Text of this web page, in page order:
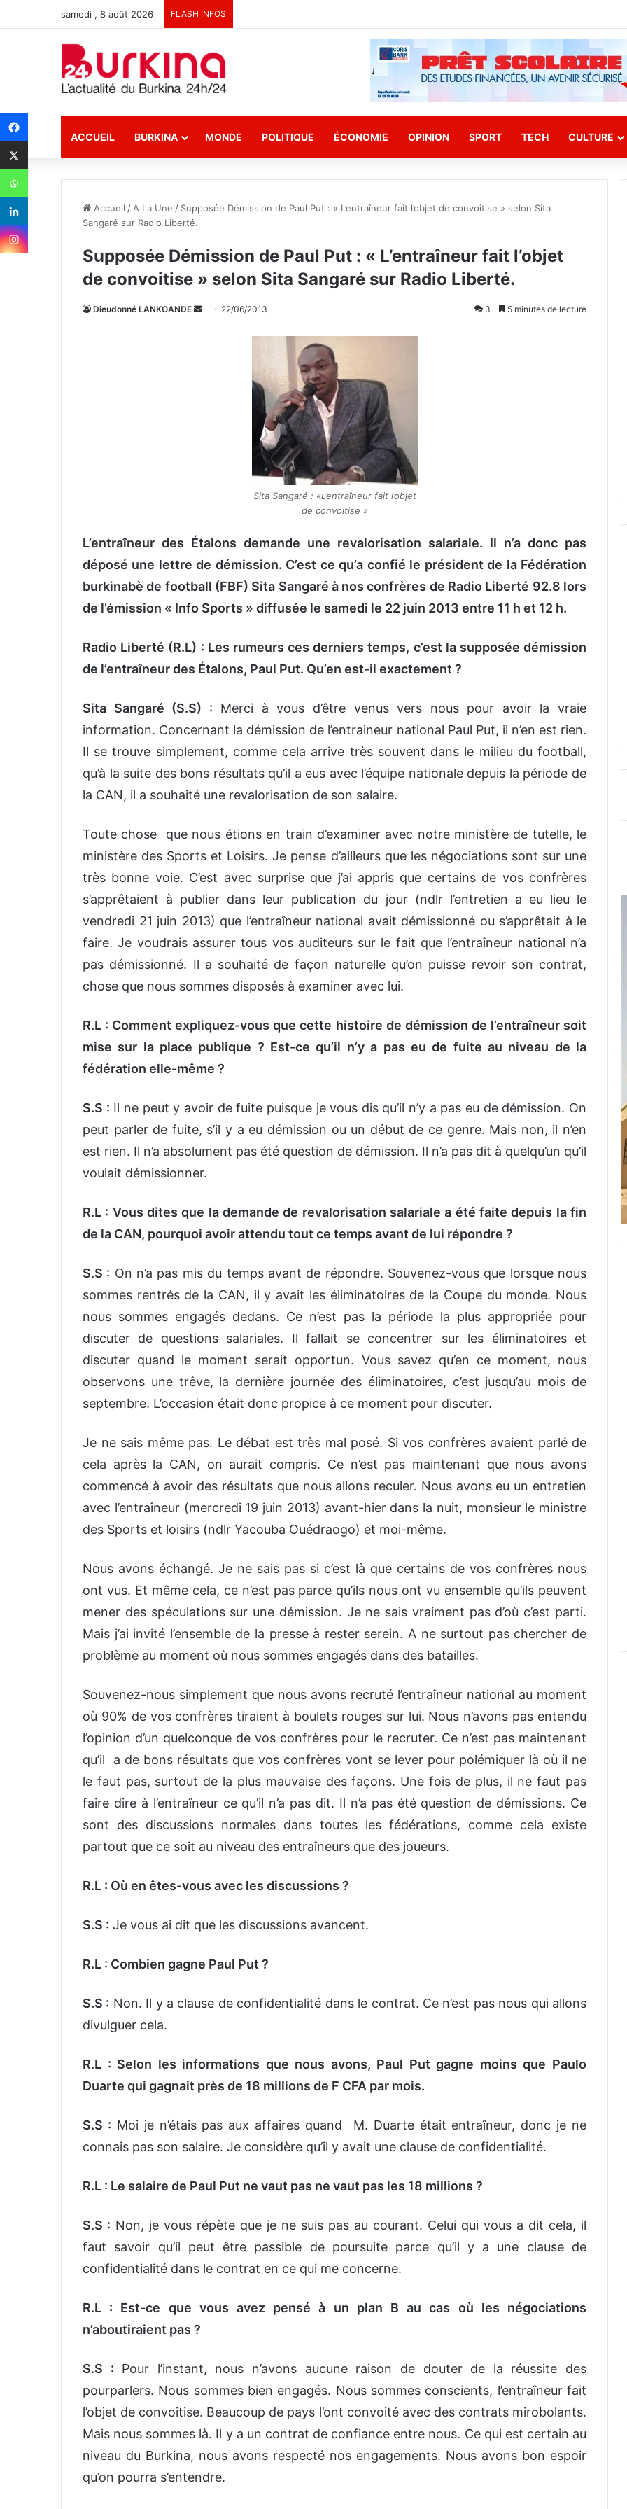
samedi , 8 août 2026 FLASH INFOS
ACCUEIL BURKINA MONDE POLITIQUE ÉCONOMIE OPINION SPORT TECH CULTURE
Accueil / A La Une / Supposée Démission de Paul Put : « L’entraîneur fait l’objet de convoitise » selon Sita
Sangaré sur Radio Liberté.
Supposée Démission de Paul Put : « L’entraîneur fait l’objet
de convoitise » selon Sita Sangaré sur Radio Liberté.
Dieudonné LANKOANDE
i
e
22/06/2013 3 5 minutes de lecture
Sita Sangaré : «L’entraîneur fait l’objet
de convoitise »
L’entraîneur des Étalons demande une revalorisation salariale. Il n’a donc pas
déposé une lettre de démission. C’est ce qu’a confié le président de la Fédération
burkinabè de football (FBF) Sita Sangaré à nos confrères de Radio Liberté 92.8 lors
de l’émission « Info Sports » diffusée le samedi le 22 juin 2013 entre 11 h et 12 h.
Radio Liberté (R.L) : Les rumeurs ces derniers temps, c’est la supposée démission
de l’entraîneur des Étalons, Paul Put. Qu’en est-il exactement ?
Sita Sangaré (S.S) : Merci à vous d’être venus vers nous pour avoir la vraie
information. Concernant la démission de l’entraineur national Paul Put, il n’en est rien.
Il se trouve simplement, comme cela arrive très souvent dans le milieu du football,
qu’à la suite des bons résultats qu’il a eus avec l’équipe nationale depuis la période de
la CAN, il a souhaité une revalorisation de son salaire.
Toute chose que nous étions en train d’examiner avec notre ministère de tutelle, le
ministère des Sports et Loisirs. Je pense d’ailleurs que les négociations sont sur une
très bonne voie. C’est avec surprise que j’ai appris que certains de vos confrères
s’apprêtaient à publier dans leur publication du jour (ndlr l’entretien a eu lieu le
vendredi 21 juin 2013) que l’entraîneur national avait démissionné ou s’apprêtait à le
faire. Je voudrais assurer tous vos auditeurs sur le fait que l’entraîneur national n’a
pas démissionné. Il a souhaité de façon naturelle qu’on puisse revoir son contrat,
chose que nous sommes disposés à examiner avec lui.
R.L : Comment expliquez-vous que cette histoire de démission de l’entraîneur soit
mise sur la place publique ? Est-ce qu’il n’y a pas eu de fuite au niveau de la
fédération elle-même ?
S.S : Il ne peut y avoir de fuite puisque je vous dis qu’il n’y a pas eu de démission. On
peut parler de fuite, s’il y a eu démission ou un début de ce genre. Mais non, il n’en
est rien. Il n’a absolument pas été question de démission. Il n’a pas dit à quelqu’un qu’il
voulait démissionner.
R.L : Vous dites que la demande de revalorisation salariale a été faite depuis la fin
de la CAN, pourquoi avoir attendu tout ce temps avant de lui répondre ?
S.S : On n’a pas mis du temps avant de répondre. Souvenez-vous que lorsque nous
sommes rentrés de la CAN, il y avait les éliminatoires de la Coupe du monde. Nous
nous sommes engagés dedans. Ce n’est pas la période la plus appropriée pour
discuter de questions salariales. Il fallait se concentrer sur les éliminatoires et
discuter quand le moment serait opportun. Vous savez qu’en ce moment, nous
observons une trêve, la dernière journée des éliminatoires, c’est jusqu’au mois de
septembre. L’occasion était donc propice à ce moment pour discuter.
Je ne sais même pas. Le débat est très mal posé. Si vos confrères avaient parlé de
cela après la CAN, on aurait compris. Ce n’est pas maintenant que nous avons
commencé à avoir des résultats que nous allons reculer. Nous avons eu un entretien
avec l’entraîneur (mercredi 19 juin 2013) avant-hier dans la nuit, monsieur le ministre
des Sports et loisirs (ndlr Yacouba Ouédraogo) et moi-même.
Nous avons échangé. Je ne sais pas si c’est là que certains de vos confrères nous
ont vus. Et même cela, ce n’est pas parce qu’ils nous ont vu ensemble qu’ils peuvent
mener des spéculations sur une démission. Je ne sais vraiment pas d’où c’est parti.
Mais j’ai invité l’ensemble de la presse à rester serein. A ne surtout pas chercher de
problème au moment où nous sommes engagés dans des batailles.
Souvenez-nous simplement que nous avons recruté l’entraîneur national au moment
où 90% de vos confrères tiraient à boulets rouges sur lui. Nous n’avons pas entendu
l’opinion d’un quelconque de vos confrères pour le recruter. Ce n’est pas maintenant
qu’il a de bons résultats que vos confrères vont se lever pour polémiquer là où il ne
le faut pas, surtout de la plus mauvaise des façons. Une fois de plus, il ne faut pas
faire dire à l’entraîneur ce qu’il n’a pas dit. Il n’a pas été question de démissions. Ce
sont des discussions normales dans toutes les fédérations, comme cela existe
partout que ce soit au niveau des entraîneurs que des joueurs.
R.L : Où en êtes-vous avec les discussions ?
S.S : Je vous ai dit que les discussions avancent.
R.L : Combien gagne Paul Put ?
S.S : Non. Il y a clause de confidentialité dans le contrat. Ce n’est pas nous qui allons
divulguer cela.
R.L : Selon les informations que nous avons, Paul Put gagne moins que Paulo
Duarte qui gagnait près de 18 millions de F CFA par mois.
S.S : Moi je n’étais pas aux affaires quand M. Duarte était entraîneur, donc je ne
connais pas son salaire. Je considère qu’il y avait une clause de confidentialité.
R.L : Le salaire de Paul Put ne vaut pas ne vaut pas les 18 millions ?
S.S : Non, je vous répète que je ne suis pas au courant. Celui qui vous a dit cela, il
faut savoir qu’il peut être passible de poursuite parce qu’il y a une clause de
confidentialité dans le contrat en ce qui me concerne.
R.L : Est-ce que vous avez pensé à un plan B au cas où les négociations
n’aboutiraient pas ?
S.S : Pour l’instant, nous n’avons aucune raison de douter de la réussite des
pourparlers. Nous sommes bien engagés. Nous sommes conscients, l’entraîneur fait
l’objet de convoitise. Beaucoup de pays l’ont convoité avec des contrats mirobolants.
Mais nous sommes là. Il y a un contrat de confiance entre nous. Ce qui est certain au
niveau du Burkina, nous avons respecté nos engagements. Nous avons bon espoir
qu’on pourra s’entendre.